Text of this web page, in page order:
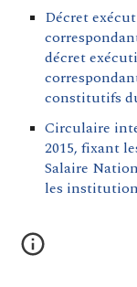
Décret
décret
constitutifs
Circulaire
2015, fixant
Salaire
les